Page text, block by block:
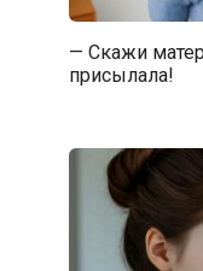
— Скажи
присылала!